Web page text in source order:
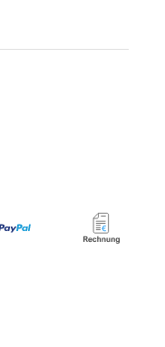
- DIY-Set
DIY-Set